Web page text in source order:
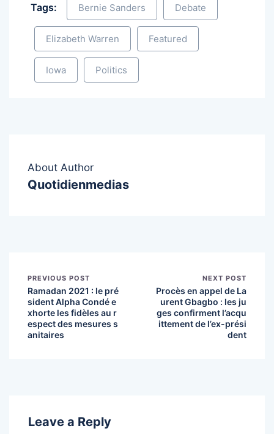
Tags: Bernie Sanders Debate
Elizabeth Warren Featured
Iowa Politics
About Author
Quotidienmedias
PREVIOUS POST
Ramadan 2021 : le pré
sident Alpha Condé e
xhorte les fidèles au r
espect des mesures s
anitaires
NEXT POST
Procès en appel de La
urent Gbagbo : les ju
ges confirment l’acqu
ittement de l’ex-prési
dent
Leave a Reply